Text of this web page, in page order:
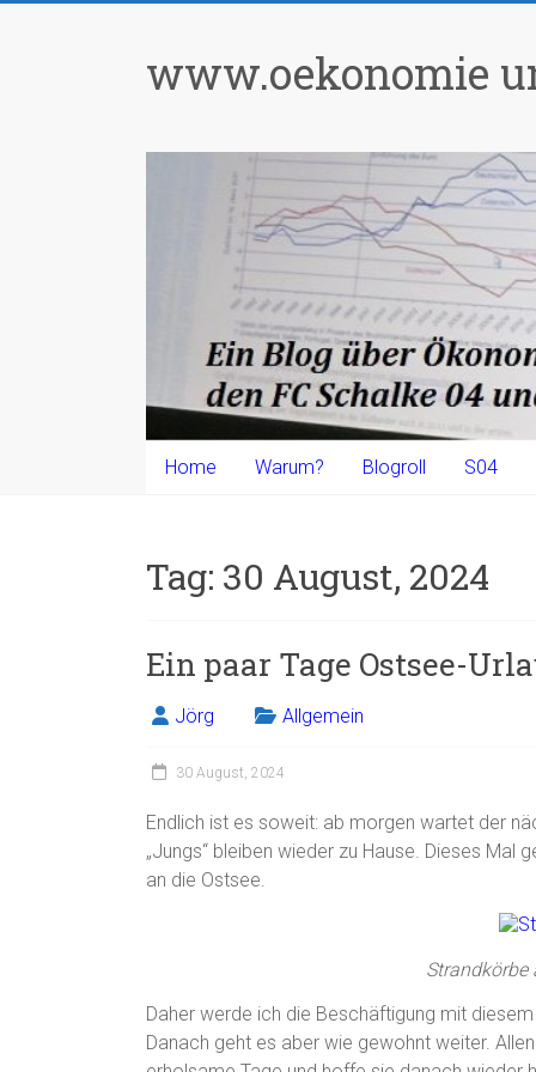
www.oekonomie
Home Warum? Blogroll S04
Tag: 30 August, 2024
Ein paar Tage Ostsee-
Jörg Allgemein
30 August, 2024
Endlich ist es soweit: ab morgen wartet der
„Jungs“ bleiben wieder zu Hause. Dieses
an die Ostsee.
Strandkörbe
Daher werde ich die Beschäftigung mit
Danach geht es aber wie gewohnt weiter.